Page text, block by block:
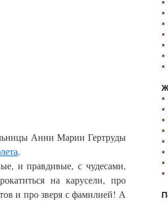
Анни Марии Гертруды
.
и правдивые, с чудесами,
на карусели, про
и про зверя с фамилией! А